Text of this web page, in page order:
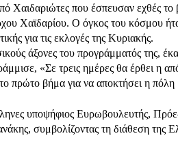
Χαιδαριώτες που έσπευσαν εχθές το
Χαϊδαρίου. Ο όγκος του κόσμου
για τις εκλογές της Κυριακής.
άξονες του προγράμματός της,
«Σε τρεις ημέρες θα έρθει η
πρώτο βήμα για να αποκτήσει η
υποψήφιος Ευρωβουλευτής,
συμβολίζοντας τη διάθεση της